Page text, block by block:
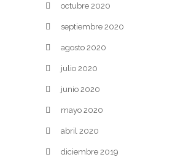
octubre 2020
septiembre 2020
agosto 2020
julio 2020
junio 2020
mayo 2020
abril 2020
diciembre 2019